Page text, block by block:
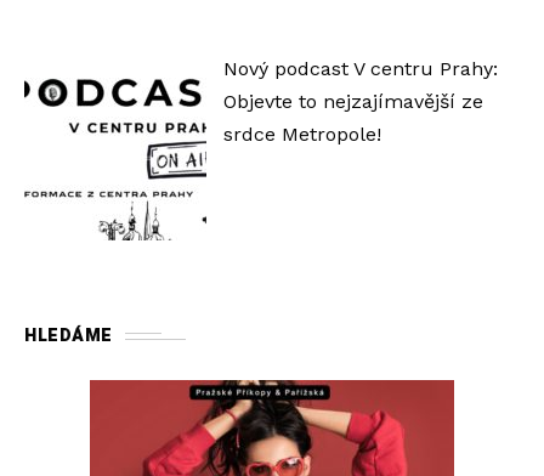
Nový podcast V centru Prahy:
Objevte to nejzajímavější ze
srdce Metropole!
HLEDÁME